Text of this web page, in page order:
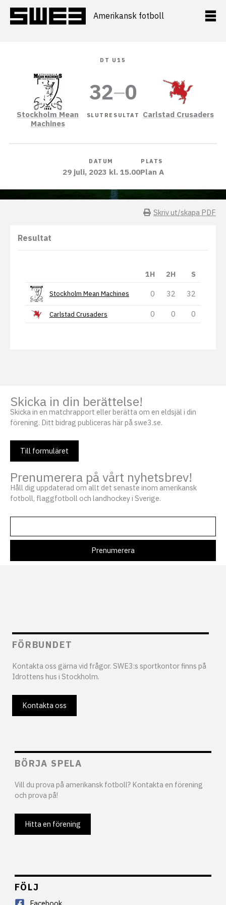
innehåll
Amerikansk fotboll
DT U15
Stockholm Mean
Machines
32–0
SLUTRESULTAT Carlstad Crusaders
DATUM
29 juli, 2023 kl. 15.00
PLATS
Plan A
Skriv ut/skapa PDF
Resultat
1H 2H S
Stockholm Mean Machines 0 32 32
Carlstad Crusaders 0 0 0
Skicka in din berättelse!
Skicka in en matchrapport eller berätta om en eldsjäl i din
förening. Ditt bidrag publiceras här på swe3.se.
Till formuläret
Prenumerera på vårt nyhetsbrev!
Håll dig uppdaterad om allt det senaste inom amerikansk
fotboll, flaggfotboll och landhockey i Sverige.
FÖRBUNDET
Kontakta oss gärna vid frågor. SWE3:s sportkontor finns på
Idrottens hus i Stockholm.
Kontakta oss
BÖRJA SPELA
Vill du prova på amerikansk fotboll? Kontakta en förening
och prova på!
Hitta en förening
FÖLJ